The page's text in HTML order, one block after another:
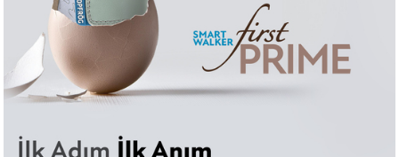
tercihleri ile geleceği önceleyen, hayvan ve çevre
dostu bir seçenek sunar. Aynı zamanda %100 PU
BioVegan™ malzeme yüksek hava geçirgenliği ile de
minik ayakların rahatça nefes almasını sağlar ve
terlemeyi önler.
3F Barefoot Özellikli Smart Walker First Prime